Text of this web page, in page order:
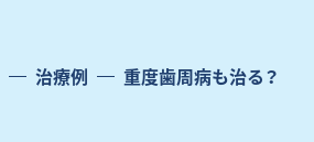
治療例 重度歯周病も治る？